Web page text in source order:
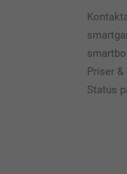
Priser &
Status